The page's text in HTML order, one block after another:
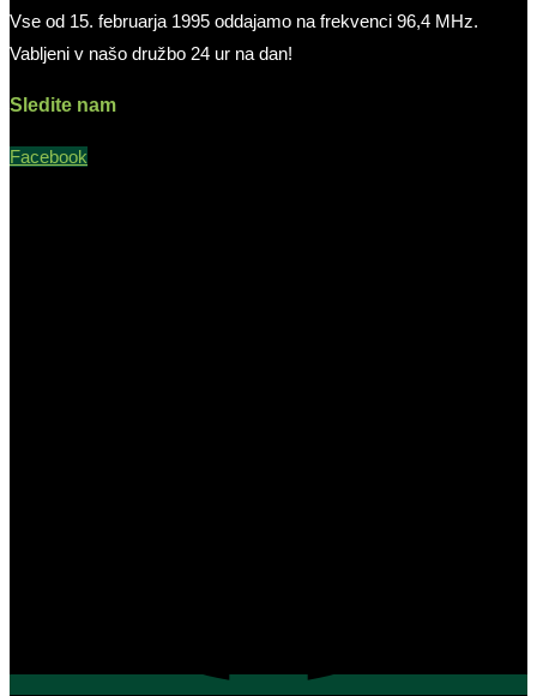
Vse od 15. februarja 1995 oddajamo na frekvenci 96,4 MHz.
Vabljeni v našo družbo 24 ur na dan!
Sledite nam
Facebook